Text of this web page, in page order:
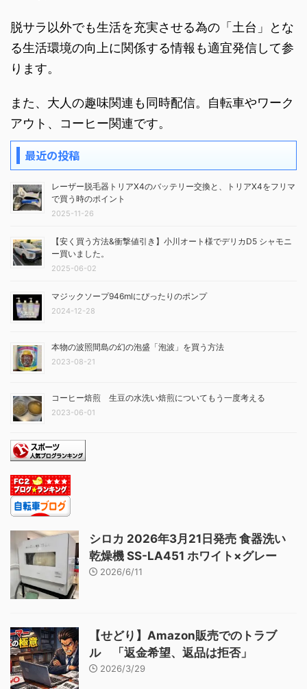
脱サラ以外でも生活を充実させる為の「土台」とな
る生活環境の向上に関係する情報も適宜発信して参
ります。
また、大人の趣味関連も同時配信。自転車やワーク
アウト、コーヒー関連です。
最近の投稿
レーザー脱毛器トリアX4のバッテリー交換と、トリアX4をフリマ
で買う時のポイント
2025-11-26
【安く買う方法&衝撃値引き】小川オート様でデリカD5 シャモニ
ー買いました。
2025-06-02
マジックソープ946mlにぴったりのポンプ
2024-12-28
本物の波照間島の幻の泡盛「泡波」を買う方法
2023-08-21
コーヒー焙煎 生豆の水洗い焙煎についてもう一度考える
2023-06-01
シロカ 2026年3月21日発売 食器洗い
乾燥機 SS-LA451 ホワイト×グレー
2026/6/11
【せどり】Amazon販売でのトラブ
ル 「返金希望、返品は拒否」
2026/3/29